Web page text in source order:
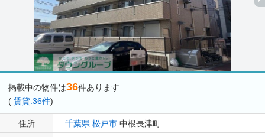
掲載中の物件は36件あります
( 賃貸:36件)
住所 千葉県 松戸市 中根長津町